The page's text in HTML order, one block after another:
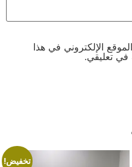
الإلكتروني في هذا
في تعليقي.
تخفيض!